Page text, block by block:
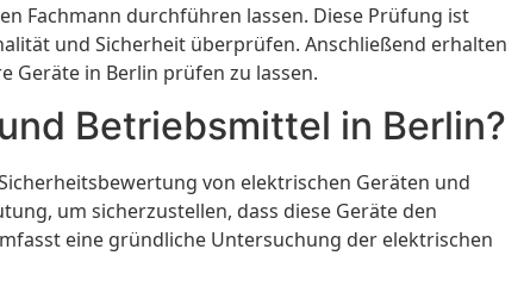
Fachmann durchführen lassen. Diese Prüfung ist
und Sicherheit überprüfen. Anschließend erhalten
Geräte in Berlin prüfen zu lassen.
Betriebsmittel in Berlin?
von elektrischen Geräten und
um sicherzustellen, dass diese Geräte den
eine gründliche Untersuchung der elektrischen